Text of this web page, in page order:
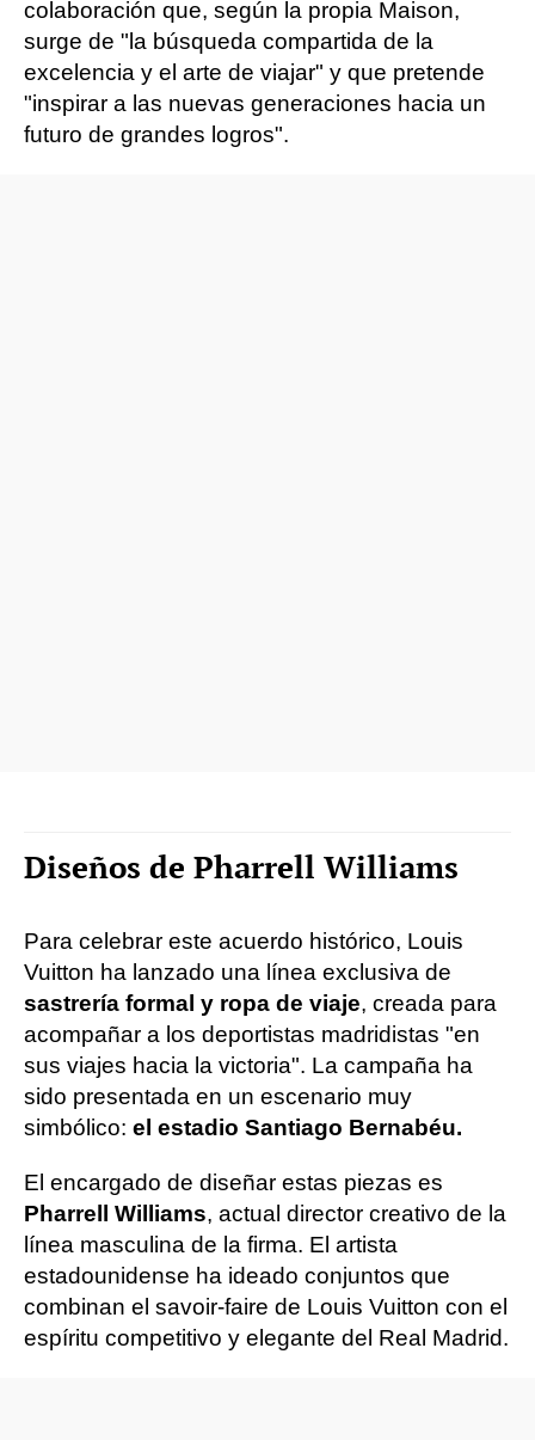
colaboración que, según la propia Maison,
surge de "la búsqueda compartida de la
excelencia y el arte de viajar" y que pretende
"inspirar a las nuevas generaciones hacia un
futuro de grandes logros".
Diseños de Pharrell Williams
Para celebrar este acuerdo histórico, Louis
Vuitton ha lanzado una línea exclusiva de
sastrería formal y ropa de viaje, creada para
acompañar a los deportistas madridistas "en
sus viajes hacia la victoria". La campaña ha
sido presentada en un escenario muy
simbólico: el estadio Santiago Bernabéu.
El encargado de diseñar estas piezas es
Pharrell Williams, actual director creativo de la
línea masculina de la firma. El artista
estadounidense ha ideado conjuntos que
combinan el savoir-faire de Louis Vuitton con el
espíritu competitivo y elegante del Real Madrid.